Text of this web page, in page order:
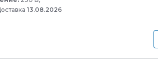
13.08.2026